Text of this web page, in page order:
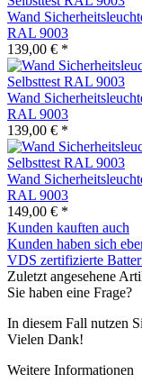
Wand
RAL 9003
139,00 € *
Wand
RAL 9003
139,00 € *
Wand
RAL 9003
149,00 € *
Kunden kauften auch
Kunden haben sich
VDS zertifizierte
Zuletzt angesehene
Sie haben eine Frage?
In diesem Fall nutzen
Vielen Dank!
Weitere Informationen